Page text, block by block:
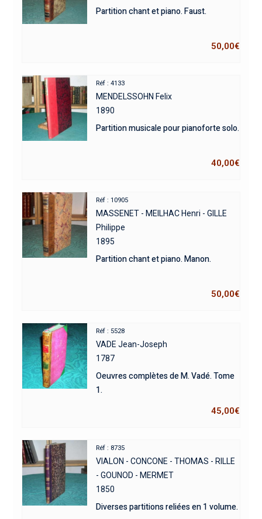
Partition chant et piano. Faust.
50,00€
Réf : 4133
MENDELSSOHN Felix
1890
Partition musicale pour pianoforte solo.
40,00€
Réf : 10905
MASSENET - MEILHAC Henri - GILLE
Philippe
1895
Partition chant et piano. Manon.
50,00€
Réf : 5528
VADE Jean-Joseph
1787
Oeuvres complètes de M. Vadé. Tome
1.
45,00€
Réf : 8735
VIALON - CONCONE - THOMAS - RILLE
- GOUNOD - MERMET
1850
Diverses partitions reliées en 1 volume.